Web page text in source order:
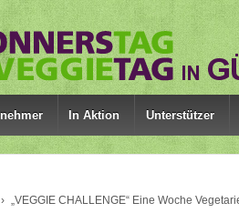
In Aktion Unterstützer
› „VEGGIE CHALLENGE“ Eine Woche